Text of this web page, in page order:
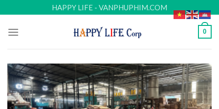
to
content
HAPPY LIFE - VANPHUPHIM.COM
0